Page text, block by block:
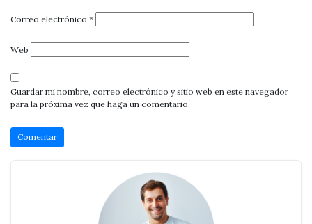
Correo electrónico *
Web
Guardar mi nombre, correo electrónico y sitio web en este navegador
para la próxima vez que haga un comentario.